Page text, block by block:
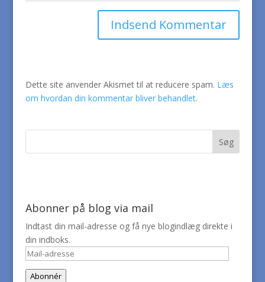
Dette site anvender Akismet til at reducere spam. Læs
om hvordan din kommentar bliver behandlet.
Abonner på blog via mail
Indtast din mail-adresse og få nye blogindlæg direkte i
din indboks.
Mail-
adresse
Abonnér